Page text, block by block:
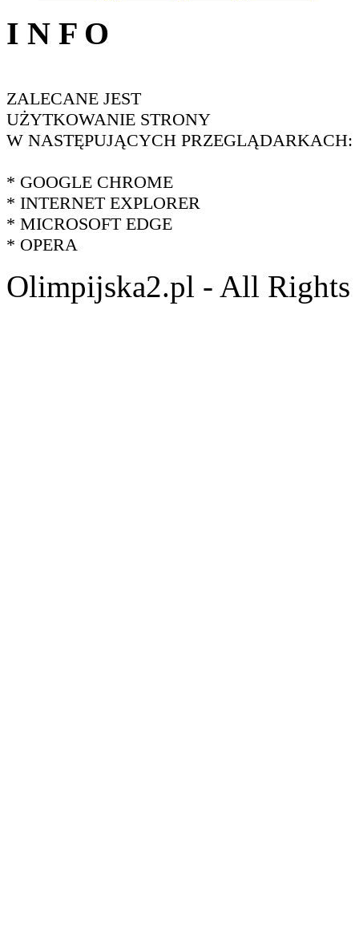
I N F O
ZALECANE JEST
UŻYTKOWANIE STRONY
W NASTĘPUJĄCYCH PRZEGLĄDARKACH:
* GOOGLE CHROME
* INTERNET EXPLORER
* MICROSOFT EDGE
* OPERA
Olimpijska2.pl - All Rights